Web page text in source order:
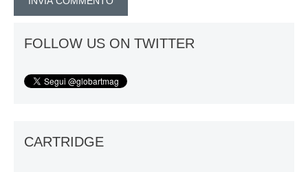
FOLLOW US ON TWITTER
CARTRIDGE